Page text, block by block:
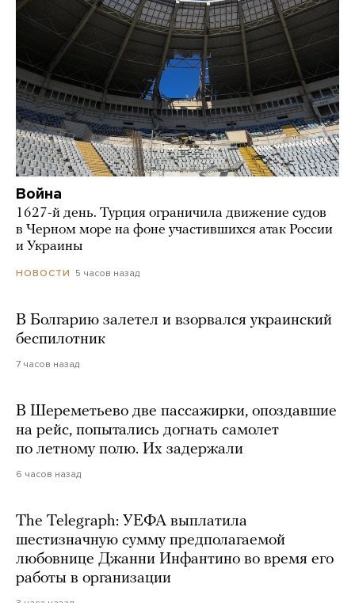
Война
1627-й день. Турция ограничила движение судов
в Черном море на фоне участившихся атак России
и Украины
НОВОСТИ 5 часов назад
В Болгарию залетел и взорвался украинский
беспилотник
7 часов назад
В Шереметьево две пассажирки, опоздавшие
на рейс, попытались догнать самолет
по летному полю. Их задержали
6 часов назад
The Telegraph: УЕФА выплатила
шестизначную сумму предполагаемой
любовнице Джанни Инфантино во время его
работы в организации